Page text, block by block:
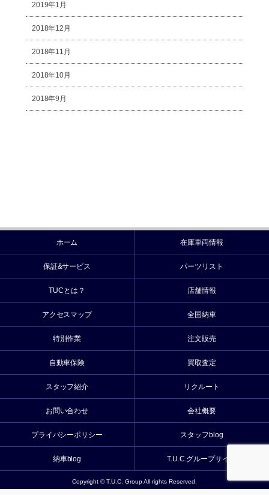
2019年1月
2018年12月
2018年11月
2018年10月
2018年9月
ホーム 在庫車両情報
保証&サービス パーツリスト
TUCとは？ 店舗情報
アクセスマップ 全国納車
特別作業 注文販売
自動車保険 買取査定
スタッフ紹介 リクルート
お問い合わせ 会社概要
プライバシーポリシー スタッフblog
納車blog T.U.C.グループサイト
Copyright © T.U.C. Group All rights Reserved.